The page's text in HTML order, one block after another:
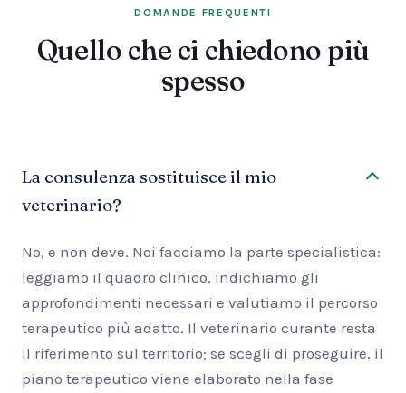
DOMANDE FREQUENTI
Quello che ci chiedono più
spesso
La consulenza sostituisce il mio
veterinario?
No, e non deve. Noi facciamo la parte specialistica:
leggiamo il quadro clinico, indichiamo gli
approfondimenti necessari e valutiamo il percorso
terapeutico più adatto. Il veterinario curante resta
il riferimento sul territorio; se scegli di proseguire, il
piano terapeutico viene elaborato nella fase